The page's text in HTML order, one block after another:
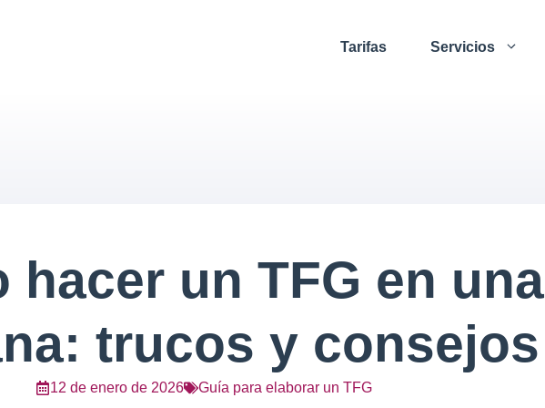
Tarifas Servicios
hacer un TFG en una
trucos y consejos
12 de enero de 2026 Guía para elaborar un TFG